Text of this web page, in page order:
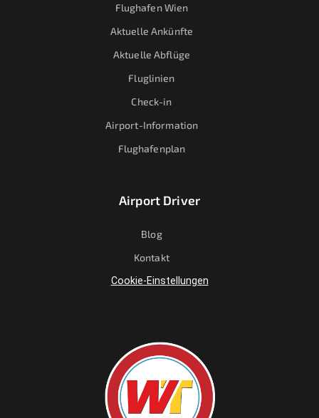
Flughafen Wien
Aktuelle Ankünfte
Aktuelle Abflüge
Fluglinien
Check-in
Airport-Information
Flughafenplan
Airport Driver
Blog
Kontakt
Cookie-Einstellungen